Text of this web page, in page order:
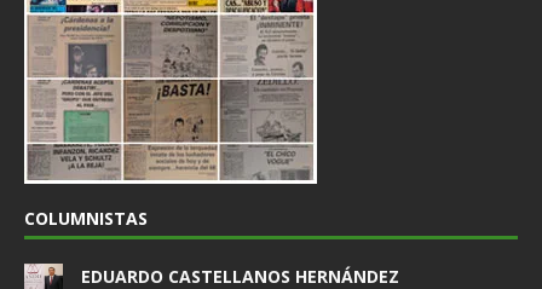
COLUMNISTAS
EDUARDO CASTELLANOS HERNÁNDEZ